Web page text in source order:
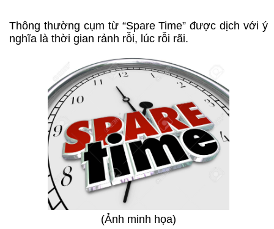
Thông thường cụm từ “Spare Time” được dịch với ý
nghĩa là thời gian rảnh rỗi, lúc rỗi rãi.
(Ảnh minh họa)